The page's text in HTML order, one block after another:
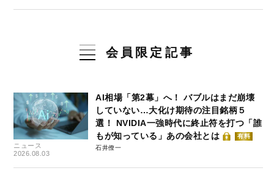
会員限定記事
ニュース
2026.08.03
AI相場「第2幕」へ！ バブルはまだ崩壊
していない…大化け期待の注目銘柄５
選！ NVIDIA一強時代に終止符を打つ「誰
もが知っている」あの会社とは
有料
石井僚一